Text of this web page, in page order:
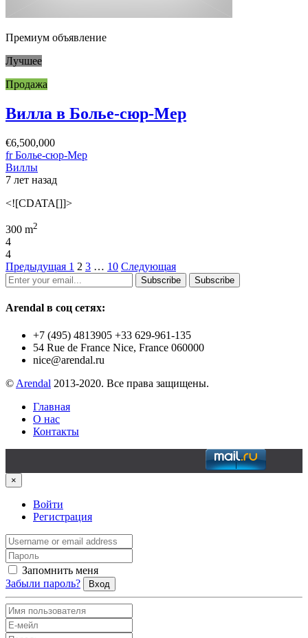
Премиум объявление
Лучшее
Продажа
Вилла в Болье-сюр-Мер
€6,500,000
fr Болье-сюр-Мер
Виллы
7 лет назад
<![CDATA[]]>
300 m2
4
4
Предыдущая 1 2 3 … 10 Следующая
Subscribe Subscribe
Arendal в соц сетях:
+7 (495) 4813905 +33 629-961-135
54 Rue de France Nice, France 060000
nice@arendal.ru
© Arendal 2013-2020. Все права защищены.
Главная
О нас
Контакты
×
Войти
Регистрация
Запомнить меня
Забыли пароль?
Вход